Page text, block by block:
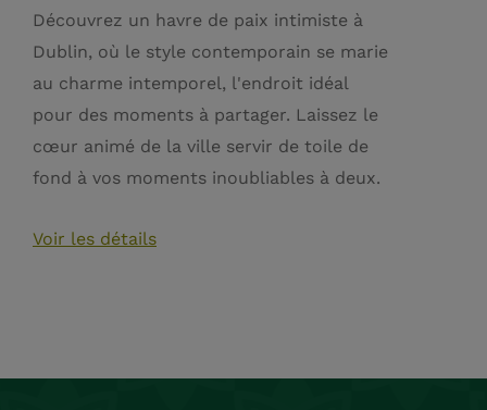
Découvrez un havre de paix intimiste à
Dublin, où le style contemporain se marie
au charme intemporel, l'endroit idéal
pour des moments à partager. Laissez le
cœur animé de la ville servir de toile de
fond à vos moments inoubliables à deux.
Voir les détails